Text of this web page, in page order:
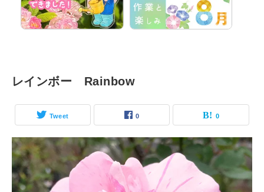
レインボー Rainbow
Tweet 0 0